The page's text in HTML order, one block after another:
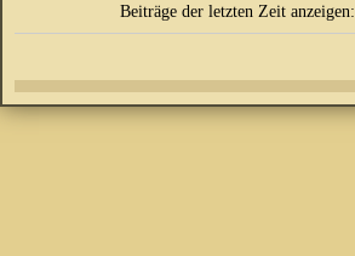
Beiträge der letzten Zeit anzeigen: